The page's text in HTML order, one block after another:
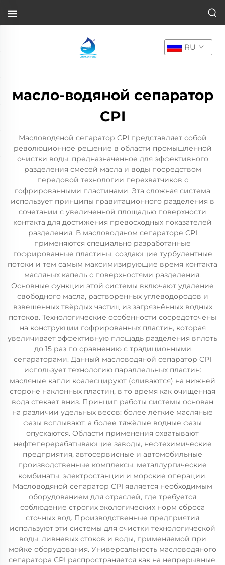
RU
масло-водяной сепаратор
CPI
Масловодяной сепаратор CPI представляет собой
революционное решение в области промышленной
очистки воды, предназначенное для эффективного
разделения смесей масла и воды посредством
передовой технологии перехватчиков с
гофрированными пластинами. Эта сложная система
использует принципы гравитационного разделения в
сочетании с увеличенной площадью поверхности
контакта для достижения превосходных показателей
разделения. В масловодяном сепараторе CPI
применяются специально разработанные
гофрированные пластины, создающие турбулентные
потоки и тем самым максимизирующие время контакта
масляных капель с поверхностями разделения.
Основные функции этой системы включают удаление
свободного масла, растворённых углеводородов и
взвешенных твёрдых частиц из загрязнённых водных
потоков. Технологические особенности сосредоточены
на конструкции гофрированных пластин, которая
увеличивает эффективную площадь разделения вплоть
до 15 раз по сравнению с традиционными
сепараторами. Данный масловодяной сепаратор CPI
использует технологию параллельных пластин:
масляные капли коалесцируют (сливаются) на нижней
стороне наклонных пластин, в то время как очищенная
вода стекает вниз. Принцип работы системы основан
на различии удельных весов: более лёгкие масляные
фазы всплывают, а более тяжёлые водные фазы
опускаются. Области применения охватывают
нефтеперерабатывающие заводы, нефтехимические
предприятия, автосервисные и автомобильные
производственные комплексы, металлургические
комбинаты, электростанции и морские операции.
Масловодяной сепаратор CPI является необходимым
оборудованием для отраслей, где требуется
соблюдение строгих экологических норм сброса
сточных вод. Производственные предприятия
используют эти системы для очистки технологической
воды, ливневых стоков и воды, применяемой при
мойке оборудования. Универсальность масловодяного
сепаратора CPI распространяется как на непрерывные,